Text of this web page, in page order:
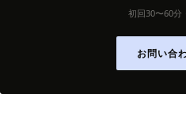
初回30〜60分
お問い合